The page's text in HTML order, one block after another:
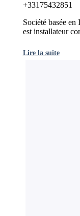
+33175432851
Société basée
est installateur
Lire la suite